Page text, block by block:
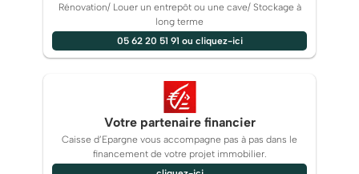
Rénovation/ Louer un entrepôt ou une cave/ Stockage à
long terme
05 62 20 51 91 ou cliquez-ici
Votre partenaire financier
Caisse d’Epargne vous accompagne pas à pas dans le
financement de votre projet immobilier.